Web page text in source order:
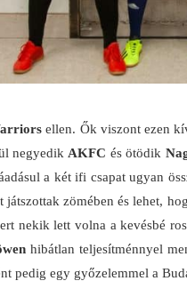
ellen. Ők viszont ezen
negyedik AKFC és ötödik
a két ifi csapat ugyan
zömében és lehet,
nekik lett volna a kevésbé
hibátlan teljesítménnyel
pedig egy győzelemmel a